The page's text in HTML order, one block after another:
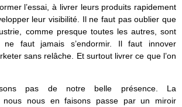
l’essai, à livrer leurs produits rapidement
leur visibilité. Il ne faut pas oublier que
comme presque toutes les autres, sont
faut jamais s’endormir. Il faut innover
sans relâche. Et surtout livrer ce que l’on
pas de notre belle présence. La
nous nous en faisons passe par un miroir